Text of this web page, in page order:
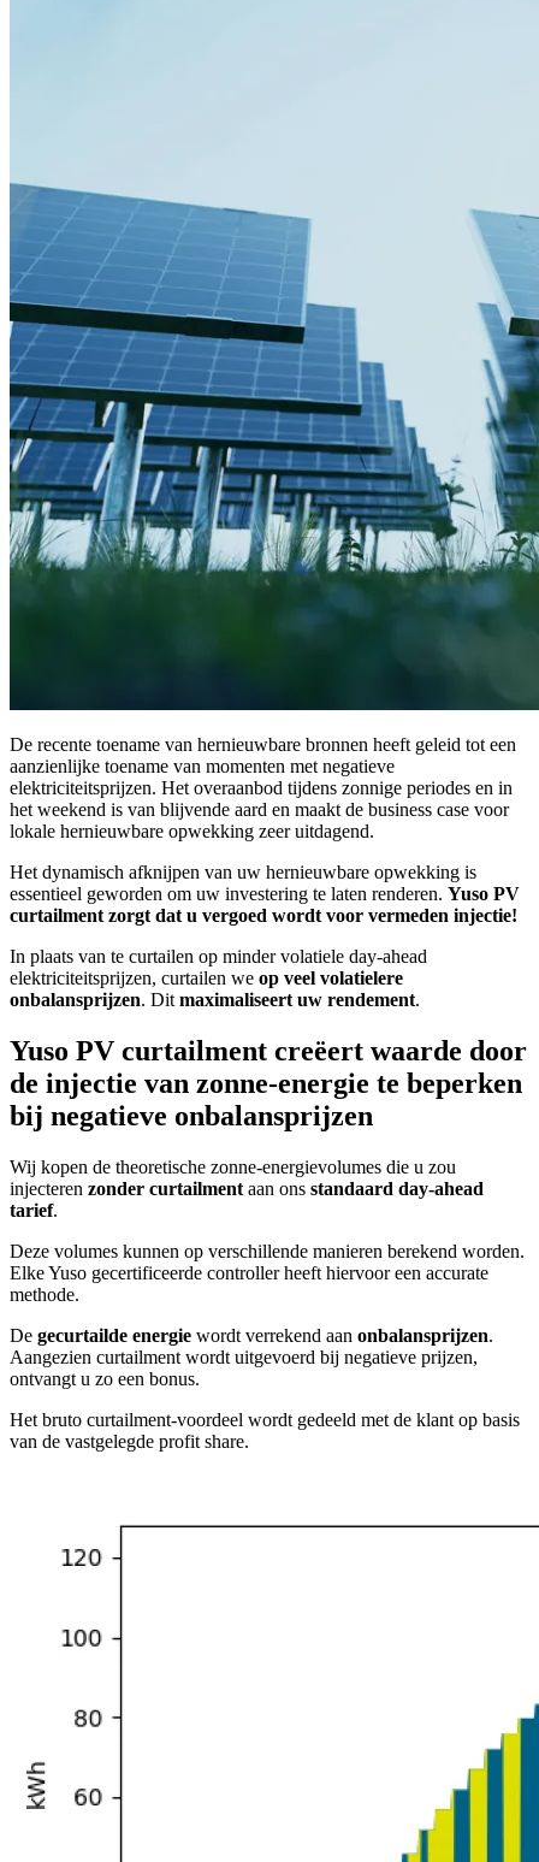
De recente toename van hernieuwbare bronnen heeft geleid tot een
aanzienlijke toename van momenten met negatieve
elektriciteitsprijzen. Het overaanbod tijdens zonnige periodes en in
het weekend is van blijvende aard en maakt de business case voor
lokale hernieuwbare opwekking zeer uitdagend.
Het dynamisch afknijpen van uw hernieuwbare opwekking is
essentieel geworden om uw investering te laten renderen. Yuso PV
curtailment zorgt dat u vergoed wordt voor vermeden injectie!
In plaats van te curtailen op minder volatiele day-ahead
elektriciteitsprijzen, curtailen we op veel volatielere
onbalansprijzen. Dit maximaliseert uw rendement.
Yuso PV curtailment creëert waarde door
de injectie van zonne-energie te beperken
bij negatieve onbalansprijzen
Wij kopen de theoretische zonne-energievolumes die u zou
injecteren zonder curtailment aan ons standaard day-ahead
tarief.
Deze volumes kunnen op verschillende manieren berekend worden.
Elke Yuso gecertificeerde controller heeft hiervoor een accurate
methode.
De gecurtailde energie wordt verrekend aan onbalansprijzen.
Aangezien curtailment wordt uitgevoerd bij negatieve prijzen,
ontvangt u zo een bonus.
Het bruto curtailment-voordeel wordt gedeeld met de klant op basis
van de vastgelegde profit share.